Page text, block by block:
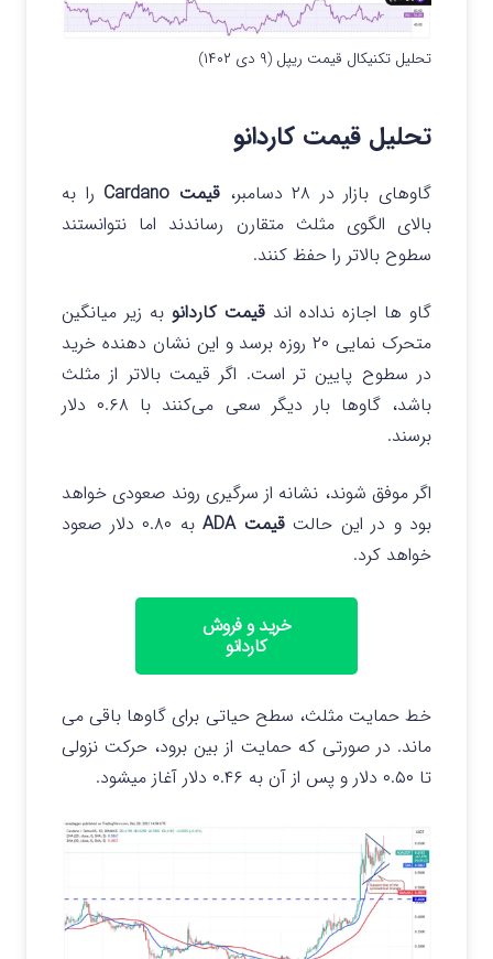
تحلیل تکنیکال قیمت ریپل (۹ دی ۱۴۰۲)
تحلیل قیمت کاردانو
گاوهای بازار در ۲۸ دسامبر، قیمت Cardano
را به
بالای الگوی مثلث متقارن رساندند اما نتوانستند
سطوح بالاتر را حفظ کنند.
گاو ها اجازه نداده اند قیمت کاردانو به زیر میانگین
متحرک نمایی ۲۰ روزه برسد و این نشان دهنده خرید
در سطوح پایین تر است. اگر قیمت بالاتر از مثلث
باشد، گاوها بار دیگر سعی می‌کنند با ۰.۶۸ دلار
برسند.
اگر موفق شوند، نشانه از سرگیری روند صعودی خواهد
بود و در این حالتقیمت ADA
به ۰.۸۰ دلار صعود
خواهد کرد.
خرید و فروش
کاردانو
خط حمایت مثلث، سطح حیاتی برای گاوها باقی می
ماند. در صورتی که حمایت از بین برود، حرکت نزولی
تا ۰.۵۰ دلار و پس از آن به ۰.۴۶ دلار آغاز میشود.